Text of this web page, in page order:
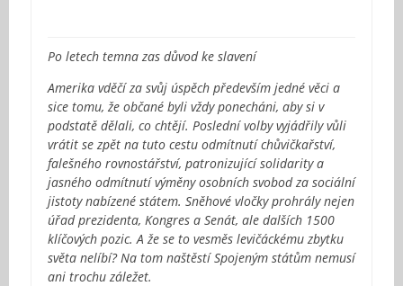
Po letech temna zas důvod ke slavení
Amerika vděčí za svůj úspěch především jedné věci a
sice tomu, že občané byli vždy ponecháni, aby si v
podstatě dělali, co chtějí. Poslední volby vyjádřily vůli
vrátit se zpět na tuto cestu odmítnutí chůvičkařství,
falešného rovnostářství, patronizující solidarity a
jasného odmítnutí výměny osobních svobod za sociální
jistoty nabízené státem. Sněhové vločky prohrály nejen
úřad prezidenta, Kongres a Senát, ale dalších 1500
klíčových pozic. A že se to vesměs levičáckému zbytku
světa nelíbí? Na tom naštěstí Spojeným státům nemusí
ani trochu záležet.